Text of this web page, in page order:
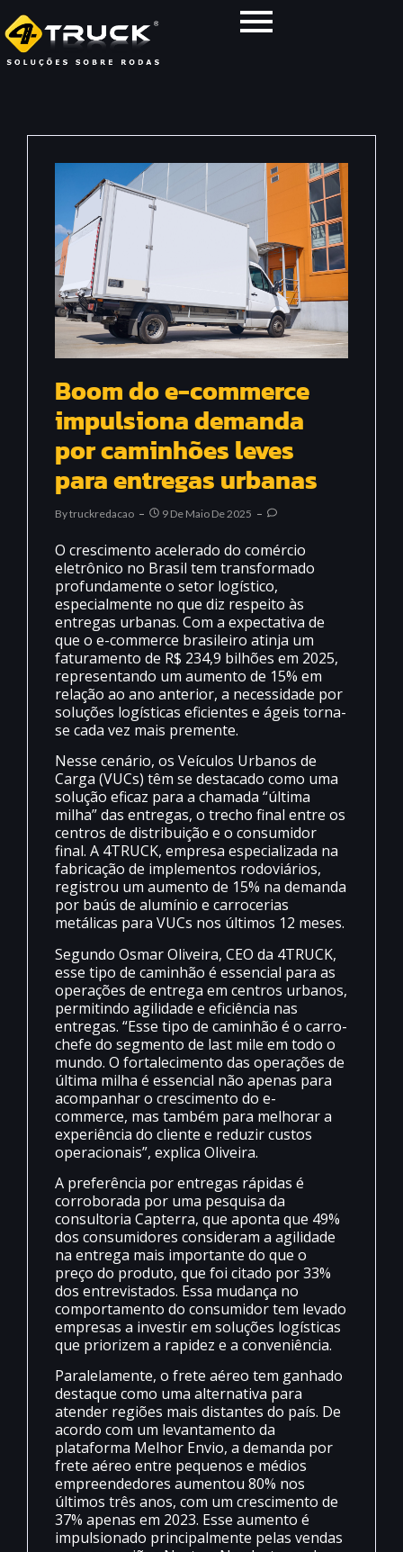
Boom do e-commerce
impulsiona demanda
por caminhões leves
para entregas urbanas
ByTruckredacao 9 De Maio De 2025
O crescimento acelerado do comércio
eletrônico no Brasil tem transformado
profundamente o setor logístico,
especialmente no que diz respeito às
entregas urbanas. Com a expectativa de
que o e-commerce brasileiro atinja um
faturamento de R$ 234,9 bilhões em 2025,
representando um aumento de 15% em
relação ao ano anterior, a necessidade por
soluções logísticas eficientes e ágeis torna-
se cada vez mais premente.
Nesse cenário, os Veículos Urbanos de
Carga (VUCs) têm se destacado como uma
solução eficaz para a chamada “última
milha” das entregas, o trecho final entre os
centros de distribuição e o consumidor
final. A 4TRUCK, empresa especializada na
fabricação de implementos rodoviários,
registrou um aumento de 15% na demanda
por baús de alumínio e carrocerias
metálicas para VUCs nos últimos 12 meses.
Segundo Osmar Oliveira, CEO da 4TRUCK,
esse tipo de caminhão é essencial para as
operações de entrega em centros urbanos,
permitindo agilidade e eficiência nas
entregas. “Esse tipo de caminhão é o carro-
chefe do segmento de last mile em todo o
mundo. O fortalecimento das operações de
última milha é essencial não apenas para
acompanhar o crescimento do e-
commerce, mas também para melhorar a
experiência do cliente e reduzir custos
operacionais”, explica Oliveira.
A preferência por entregas rápidas é
corroborada por uma pesquisa da
consultoria Capterra, que aponta que 49%
dos consumidores consideram a agilidade
na entrega mais importante do que o
preço do produto, que foi citado por 33%
dos entrevistados. Essa mudança no
comportamento do consumidor tem levado
empresas a investir em soluções logísticas
que priorizem a rapidez e a conveniência.
Paralelamente, o frete aéreo tem ganhado
destaque como uma alternativa para
atender regiões mais distantes do país. De
acordo com um levantamento da
plataforma Melhor Envio, a demanda por
frete aéreo entre pequenos e médios
empreendedores aumentou 80% nos
últimos três anos, com um crescimento de
37% apenas em 2023. Esse aumento é
impulsionado principalmente pelas vendas